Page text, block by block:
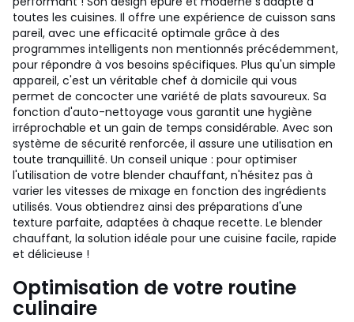
toutes les cuisines. Il offre une expérience de cuisson sans
pareil, avec une efficacité optimale grâce à des
programmes intelligents non mentionnés précédemment,
pour répondre à vos besoins spécifiques. Plus qu'un simple
appareil, c'est un véritable chef à domicile qui vous
permet de concocter une variété de plats savoureux. Sa
fonction d'auto-nettoyage vous garantit une hygiène
irréprochable et un gain de temps considérable. Avec son
système de sécurité renforcée, il assure une utilisation en
toute tranquillité. Un conseil unique : pour optimiser
l'utilisation de votre blender chauffant, n'hésitez pas à
varier les vitesses de mixage en fonction des ingrédients
utilisés. Vous obtiendrez ainsi des préparations d'une
texture parfaite, adaptées à chaque recette. Le blender
chauffant, la solution idéale pour une cuisine facile, rapide
et délicieuse !
Optimisation de votre routine
culinaire